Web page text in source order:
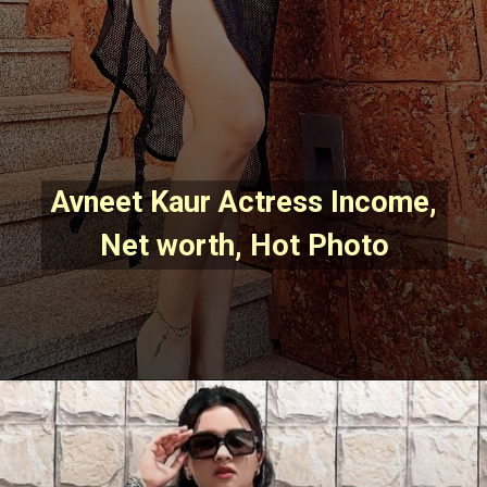
Avneet Kaur Actress Income,
Net worth, Hot Photo